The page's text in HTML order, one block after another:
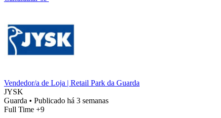
Vendedor/a de Loja | Retail Park da Guarda
JYSK
Guarda • Publicado há 3 semanas
Full Time +9